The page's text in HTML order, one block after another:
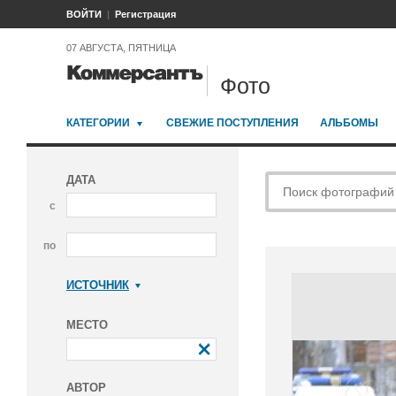
ВОЙТИ Регистрация
07 АВГУСТА, ПЯТНИЦА
Фото
КАТЕГОРИИ СВЕЖИЕ ПОСТУПЛЕНИЯ АЛЬБОМЫ
ДАТА
с
по
ИСТОЧНИК
МЕСТО
АВТОР